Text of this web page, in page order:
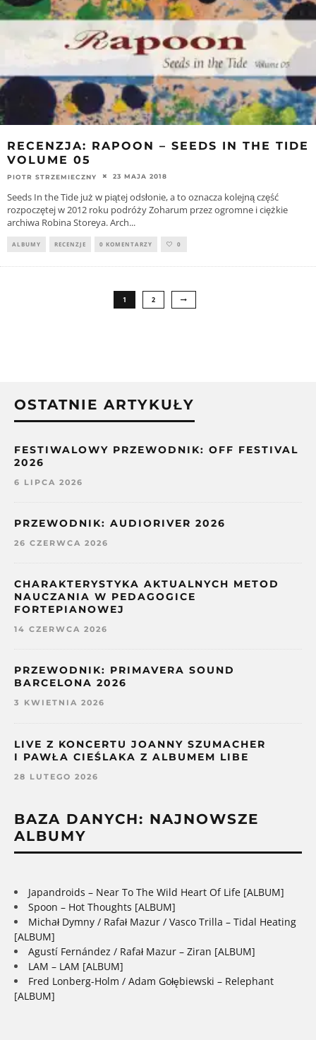
RECENZJA: RAPOON – SEEDS IN THE TIDE
VOLUME 05
PIOTR STRZEMIECZNY 23 MAJA 2018
Seeds In the Tide już w piątej odsłonie, a to oznacza kolejną część
rozpoczętej w 2012 roku podróży Zoharum przez ogromne i ciężkie
archiwa Robina Storeya. Arch...
ALBUMY RECENZJE 0 KOMENTARZY 0
1 2
OSTATNIE ARTYKUŁY
FESTIWALOWY PRZEWODNIK: OFF FESTIVAL
2026
6 LIPCA 2026
PRZEWODNIK: AUDIORIVER 2026
26 CZERWCA 2026
CHARAKTERYSTYKA AKTUALNYCH METOD
NAUCZANIA W PEDAGOGICE
FORTEPIANOWEJ
14 CZERWCA 2026
PRZEWODNIK: PRIMAVERA SOUND
BARCELONA 2026
3 KWIETNIA 2026
LIVE Z KONCERTU JOANNY SZUMACHER
I PAWŁA CIEŚLAKA Z ALBUMEM LIBE
28 LUTEGO 2026
BAZA DANYCH: NAJNOWSZE
ALBUMY
Japandroids – Near To The Wild Heart Of Life [ALBUM]
Spoon – Hot Thoughts [ALBUM]
Michał Dymny / Rafał Mazur / Vasco Trilla – Tidal Heating
[ALBUM]
Agustí Fernández / Rafał Mazur – Ziran [ALBUM]
LAM – LAM [ALBUM]
Fred Lonberg-Holm / Adam Gołębiewski – Relephant
[ALBUM]